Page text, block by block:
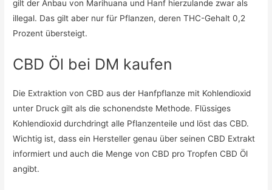
gilt der Anbau von Marihuana und Hanf hierzulande zwar als
illegal. Das gilt aber nur für Pflanzen, deren THC-Gehalt 0,2
Prozent übersteigt.
CBD Öl bei DM kaufen
Die Extraktion von CBD aus der Hanfpflanze mit Kohlendioxid
unter Druck gilt als die schonendste Methode. Flüssiges
Kohlendioxid durchdringt alle Pflanzenteile und löst das CBD.
Wichtig ist, dass ein Hersteller genau über seinen CBD Extrakt
informiert und auch die Menge von CBD pro Tropfen CBD Öl
angibt.